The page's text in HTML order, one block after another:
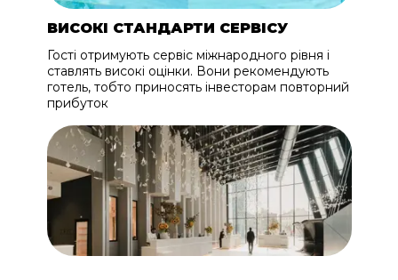
ВИСОКІ СТАНДАРТИ СЕРВІСУ
Гості отримують сервіс міжнародного рівня і
ставлять високі оцінки. Вони рекомендують
готель, тобто приносять інвесторам повторний
прибуток